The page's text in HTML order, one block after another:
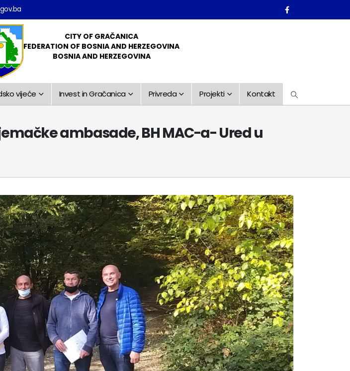
CITY OF GRAČANICA
FEDERATION OF BOSNIA AND HERZEGOVINA
BOSNIA AND HERZEGOVINA
vijeće Invest in Gračanica Privreda Projekti Kontakt
ambasade, BH MAC-a- Ured u